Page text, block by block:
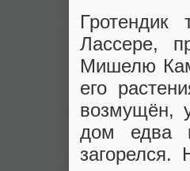
Лассере,
Мишелю
его
возмущён,
дом едва
загорелся.